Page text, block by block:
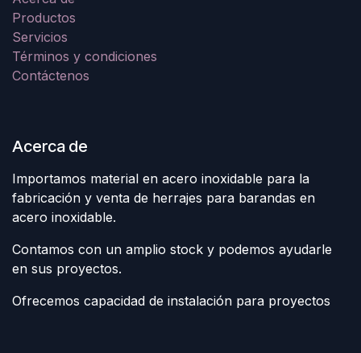
Productos
Servicios
Términos y condiciones
Contáctenos
Acerca de
Importamos material en acero inoxidable para la
fabricación y venta de herrajes para barandas en
acero inoxidable.
Contamos con un amplio stock y podemos ayudarle
en sus proyectos.
Ofrecemos capacidad de instalación para proyectos